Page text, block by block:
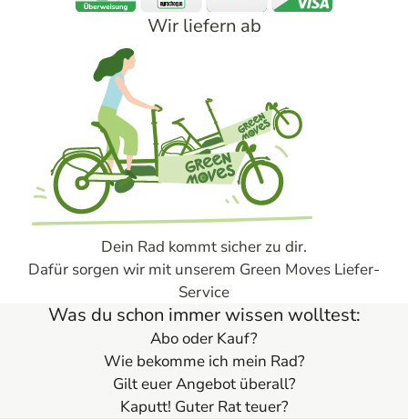
Wir liefern ab
Dein Rad kommt sicher zu dir.
Dafür sorgen wir mit unserem Green Moves Liefer-
Service
Was du schon immer wissen wolltest:
Abo oder Kauf?
Wie bekomme ich mein Rad?
Gilt euer Angebot überall?
Kaputt! Guter Rat teuer?